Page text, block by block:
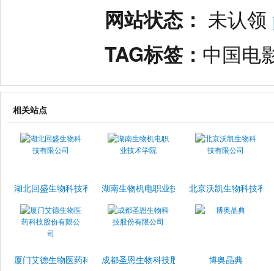
网站状态： 未认领
TAG标签： 中国电
相关站点
湖北回盛生物科技有限公司湖南生物机电职业技术学院北京沃凯生物科技有
厦门艾德生物医药科技股份有限公司成都圣恩生物科技股份有限公司博奥晶典